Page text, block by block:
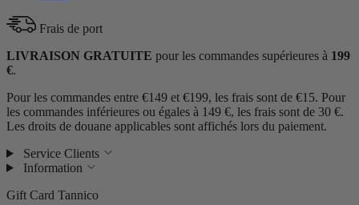
Frais de port
LIVRAISON GRATUITE pour les commandes supérieures à 199
€.
Pour les commandes entre €149 et €199, les frais sont de €15. Pour
les commandes inférieures ou égales à 149 €, les frais sont de 30 €.
Les droits de douane applicables sont affichés lors du paiement.
Service Clients
Information
Gift Card Tannico